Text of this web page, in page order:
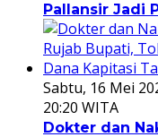
Pallansir Jadi
Sabtu, 16 Mei
20:20 WITA
Dokter dan